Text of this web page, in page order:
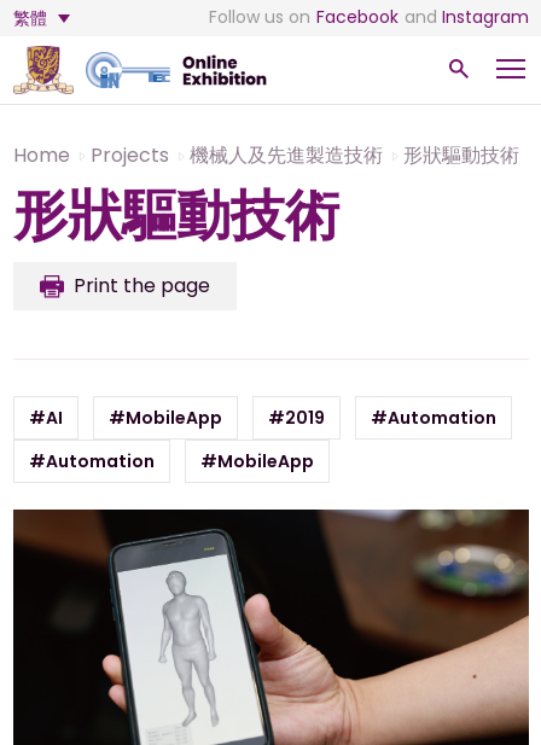
繁體 Follow us on Facebook and Instagram
Home Projects 機械人及先進製造技術 形狀驅動技術
形狀驅動技術
Print the page
#AI #MobileApp #2019
#Automation
#Automation
#MobileApp